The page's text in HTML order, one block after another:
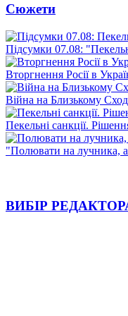
Сюжети
Підсумки 07.08:
Вторгнення Росії в
Війна на Близькому
Пекельні санкції.
"Полювати на лучника, а
ВИБІР